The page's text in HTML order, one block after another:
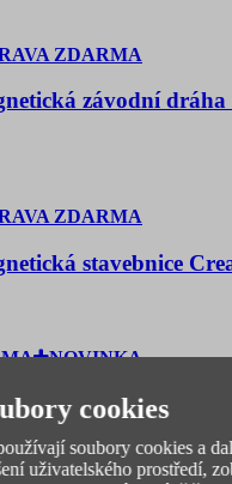
ZDARMA
závodní dráha
ZDARMA
stavebnice
NOVINKA
Smile Formula -
cookies
soubory cookies a
uživatelského prostředí,